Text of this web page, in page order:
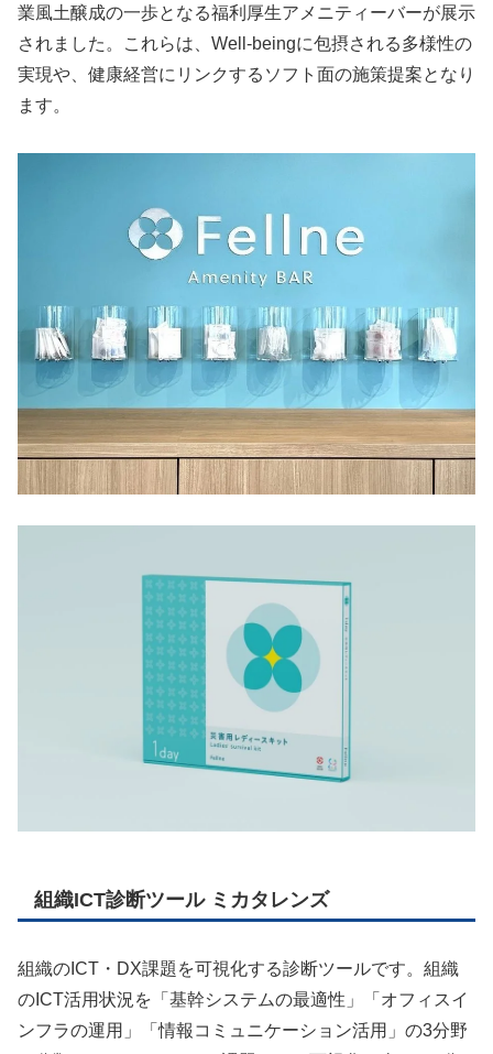
業風土醸成の一歩となる福利厚生アメニティーバーが展示
されました。これらは、Well-beingに包摂される多様性の
実現や、健康経営にリンクするソフト面の施策提案となり
ます。
組織ICT診断ツール ミカタレンズ
組織のICT・DX課題を可視化する診断ツールです。組織
のICT活用状況を「基幹システムの最適性」「オフィスイ
ンフラの運用」「情報コミュニケーション活用」の3分野